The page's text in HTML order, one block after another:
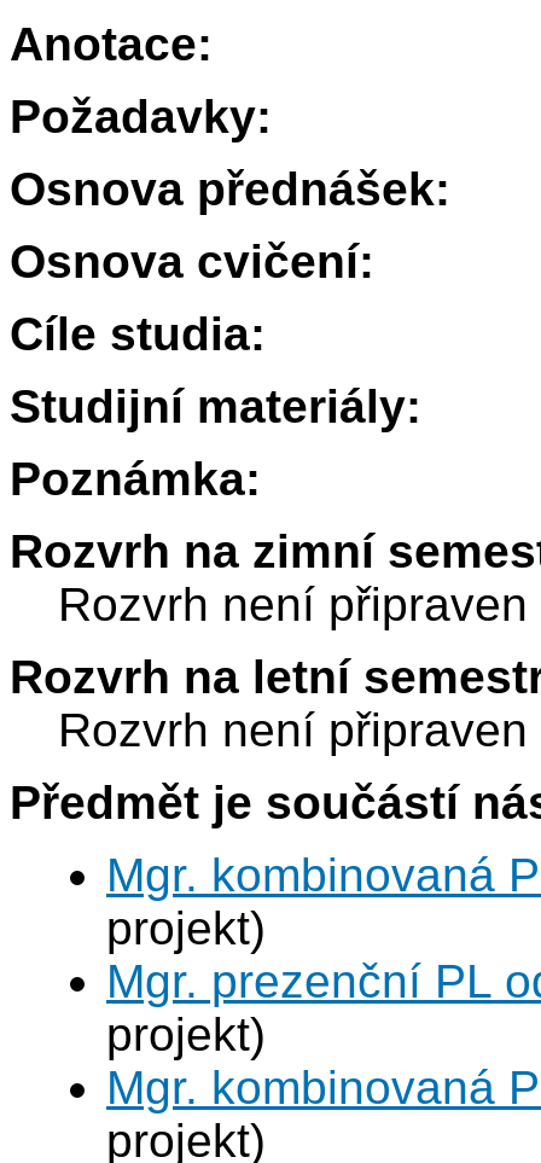
Anotace:
Požadavky:
Osnova přednášek:
Osnova cvičení:
Cíle studia:
Studijní materiály:
Poznámka:
Rozvrh na zimní
Rozvrh není připraven
Rozvrh na letní
Rozvrh není připraven
Předmět je součástí
Mgr. kombinovaná
projekt)
Mgr. prezenční PL
projekt)
Mgr. kombinovaná
projekt)